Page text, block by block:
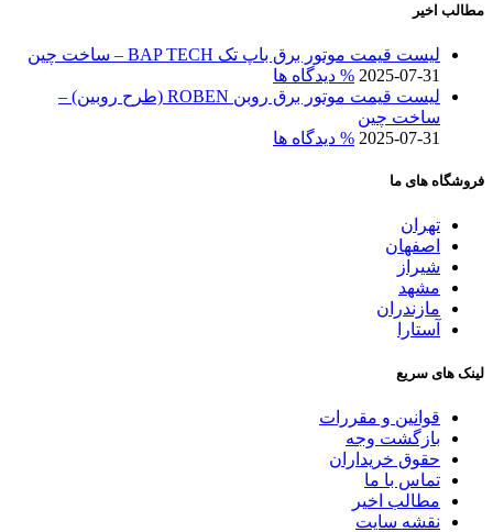
مطالب اخیر
لیست قیمت موتور برق باپ تک BAP TECH – ساخت چین
2025-07-31 % دیدگاه ها
لیست قیمت موتور برق روبن ROBEN (طرح روبین) –
ساخت چین
2025-07-31 % دیدگاه ها
فروشگاه های ما
تهران
اصفهان
شیراز
مشهد
مازندران
آستارا
لینک های سریع
قوانین و مقررات
بازگشت وجه
حقوق خریداران
تماس با ما
مطالب اخیر
نقشه سایت